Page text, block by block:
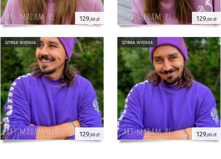
129,00 zł 129,00 zł
szybka wysyłka
129,00 zł
szybka wysyłka
129,00 zł